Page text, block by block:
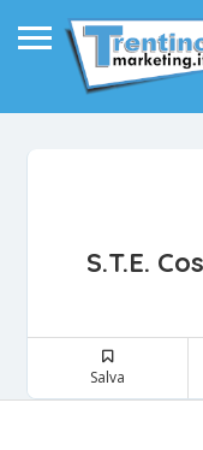
S.T.E.
Salva